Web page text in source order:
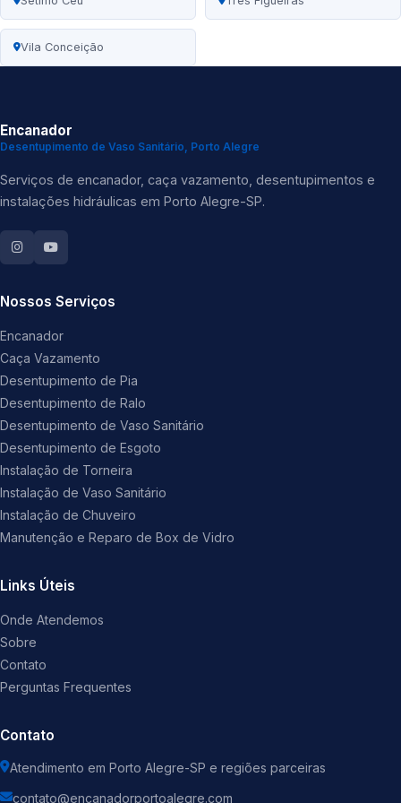
Vila Conceição
Encanador
Desentupimento de Vaso Sanitário, Porto Alegre
Serviços de encanador, caça vazamento, desentupimentos e
instalações hidráulicas em Porto Alegre-SP.
Nossos Serviços
Encanador
Caça Vazamento
Desentupimento de Pia
Desentupimento de Ralo
Desentupimento de Vaso Sanitário
Desentupimento de Esgoto
Instalação de Torneira
Instalação de Vaso Sanitário
Instalação de Chuveiro
Manutenção e Reparo de Box de Vidro
Links Úteis
Onde Atendemos
Sobre
Contato
Perguntas Frequentes
Contato
Atendimento em Porto Alegre-SP e regiões parceiras
contato@encanadorportoalegre.com